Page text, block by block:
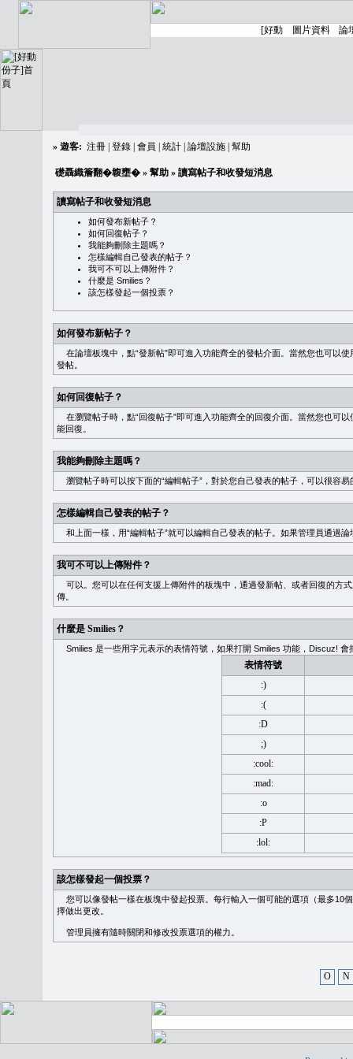
» 遊客: 注冊 登錄 會員 統計 論壇設施 幫助
礎聶織簷翻�䪖壅� » 幫助 » 讀寫帖子和收發短消息
讀寫帖子和收發短消息
如何發布新帖子？
如何回復帖子？
我能夠刪除主題嗎？
怎樣編輯自己發表的帖子？
我可不可以上傳附件？
什麼是 Smilies？
該怎樣發起一個投票？
如何發布新帖子？
在論壇板塊中，點“發新帖”即可進入功能齊全的發帖介面。當然您也可以
發帖。
如何回復帖子？
在瀏覽帖子時，點“回復帖子”即可進入功能齊全的回復介面。當然您也可
能回復。
我能夠刪除主題嗎？
瀏覽帖子時可以按下面的“編輯帖子”，對於您自己發表的帖子，可以很容
怎樣編輯自己發表的帖子？
和上面一樣，用“編輯帖子”就可以編輯自己發表的帖子。如果管理員通過
我可不可以上傳附件？
可以。您可以在任何支援上傳附件的板塊中，通過發新帖、或者回復的方
傳。
什麼是 Smilies？
Smilies 是一些用字元表示的表情符號，如果打開 Smilies 功能，Discuz!
表情符號
:)
:(
:D
;)
:cool:
:mad:
:o
:P
:lol:
該怎樣發起一個投票？
您可以像發帖一樣在板塊中發起投票。每行輸入一個可能的選項（最多10
擇做出更改。
管理員擁有隨時關閉和修改投票選項的權力。
O N